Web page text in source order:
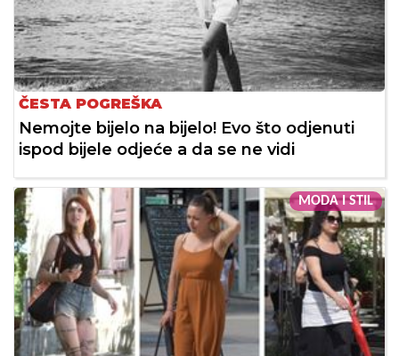
ČESTA POGREŠKA
Nemojte bijelo na bijelo! Evo što odjenuti
ispod bijele odjeće a da se ne vidi
MODA I STIL